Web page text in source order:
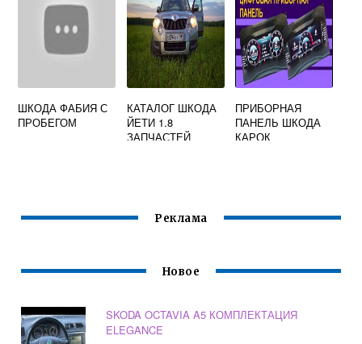
ШКОДА ФАБИЯ С
ПРОБЕГОМ
КАТАЛОГ ШКОДА
ЙЕТИ 1.8
ЗАПЧАСТЕЙ
ПРИБОРНАЯ
ПАНЕЛЬ ШКОДА
КАРОК
Реклама
Новое
SKODA OCTAVIA A5 КОМПЛЕКТАЦИЯ
ELEGANCE